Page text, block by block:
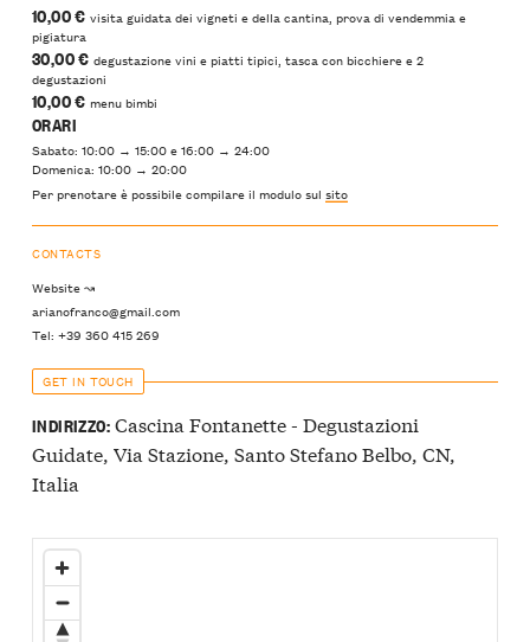
10,00 € visita guidata dei vigneti e della cantina, prova di vendemmia e
pigiatura
30,00 € degustazione vini e piatti tipici, tasca con bicchiere e 2
degustazioni
10,00 € menu bimbi
ORARI
Sabato: 10:00 → 15:00 e 16:00 → 24:00
Domenica: 10:00 → 20:00
Per prenotare è possibile compilare il modulo sul sito
CONTACTS
Website ↝
arianofranco@gmail.com
Tel: +39 360 415 269
GET IN TOUCH
INDIRIZZO:Cascina Fontanette - Degustazioni
Guidate, Via Stazione, Santo Stefano Belbo, CN,
Italia